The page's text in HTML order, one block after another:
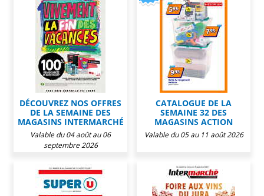
DÉCOUVREZ NOS OFFRES
DE LA SEMAINE DES
MAGASINS INTERMARCHÉ
Valable du 04 août au 06
septembre 2026
CATALOGUE DE LA
SEMAINE 32 DES
MAGASINS ACTION
Valable du 05 au 11 août 2026